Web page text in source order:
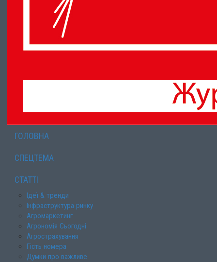
ГОЛОВНА
СПЕЦТЕМА
СТАТТІ
Ідеї & тренди
Інфраструктура ринку
Агромаркетинг
Агрономія Сьогодні
Агрострахування
Гість номера
Думки про важливе